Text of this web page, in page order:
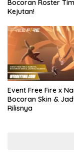
Bocoran Roster
Kejutan!
Event Free Fire x
Bocoran Skin &
Rilisnya